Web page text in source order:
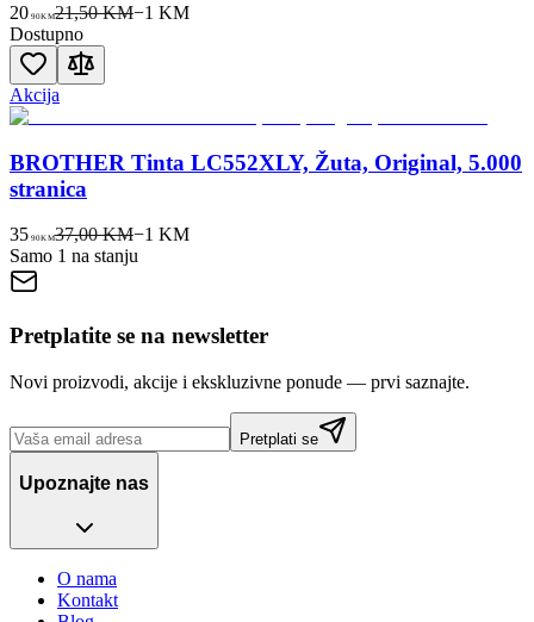
20 90KM21,50 KM−1 KM
Dostupno
Akcija
BROTHER Tinta LC552XLY, Žuta, Original, 5.000
stranica
35 90KM37,00 KM−1 KM
Samo 1 na stanju
Pretplatite se na newsletter
Novi proizvodi, akcije i ekskluzivne ponude — prvi saznajte.
Pretplati se
Upoznajte nas
O nama
Kontakt